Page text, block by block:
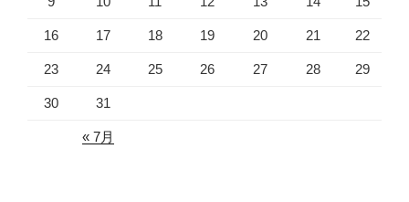
16 17 18 19 20 21 22
23 24 25 26 27 28 29
30 31
« 7月